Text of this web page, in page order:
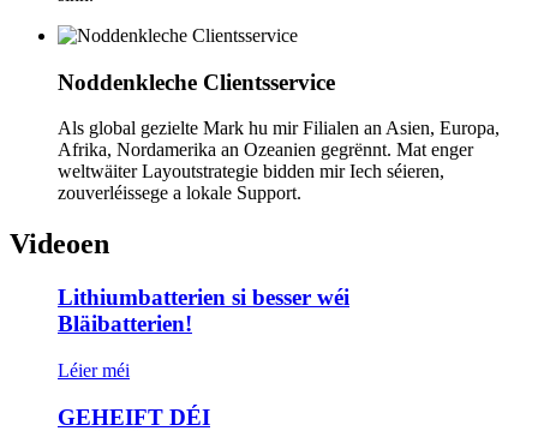
Noddenkleche Clientsservice
Als global gezielte Mark hu mir Filialen an Asien, Europa,
Afrika, Nordamerika an Ozeanien gegrënnt. Mat enger
weltwäiter Layoutstrategie bidden mir Iech séieren,
zouverléissege a lokale Support.
Videoen
Lithiumbatterien si besser wéi
Bläibatterien!
Léier méi
GEHEIFT DÉI